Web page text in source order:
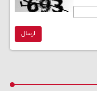
ارسال